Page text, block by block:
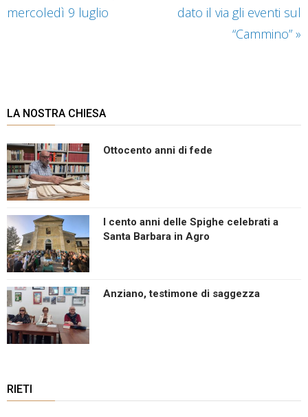
mercoledì 9 luglio
dato il via gli eventi sul
“Cammino” »
LA NOSTRA CHIESA
Ottocento anni di fede
I cento anni delle Spighe celebrati a
Santa Barbara in Agro
Anziano, testimone di saggezza
RIETI